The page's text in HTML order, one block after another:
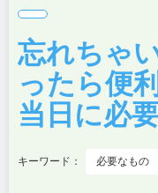
来
忘れちゃ
ったら便
当日に必
キーワード： 必要なもの